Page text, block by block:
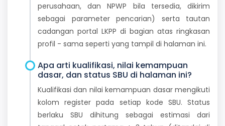
perusahaan, dan NPWP bila tersedia, dikirim
sebagai parameter pencarian) serta tautan
cadangan portal LKPP di bagian atas ringkasan
profil - sama seperti yang tampil di halaman ini.
Apa arti kualifikasi, nilai kemampuan
dasar, dan status SBU di halaman ini?
Kualifikasi dan nilai kemampuan dasar mengikuti
kolom register pada setiap kode SBU. Status
berlaku SBU dihitung sebagai estimasi dari